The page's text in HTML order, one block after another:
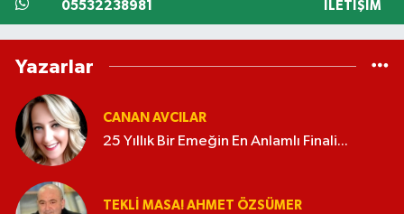
05532238981 İLETIŞIM
Yazarlar
CANAN AVCILAR
25 Yıllık Bir Emeğin En Anlamlı Finali...
TEKLI MASA! AHMET ÖZSÜMER